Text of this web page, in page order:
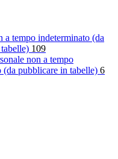
a tempo indeterminato (da
109
non a tempo
(da pubblicare in tabelle) 6